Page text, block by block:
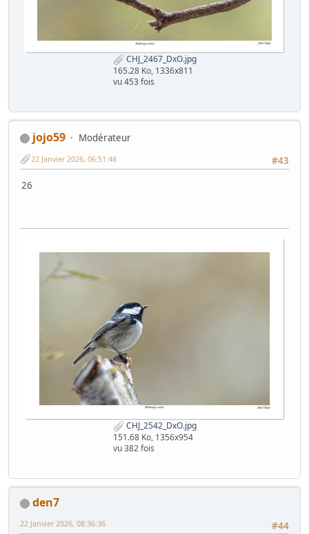
CHJ_2467_DxO.jpg
165.28 Ko, 1336x811
vu 453 fois
jojo59
Modérateur
#43
22 Janvier 2026, 06:51:48
26
CHJ_2542_DxO.jpg
151.68 Ko, 1356x954
vu 382 fois
den7
#44
22 Janvier 2026, 08:36:36